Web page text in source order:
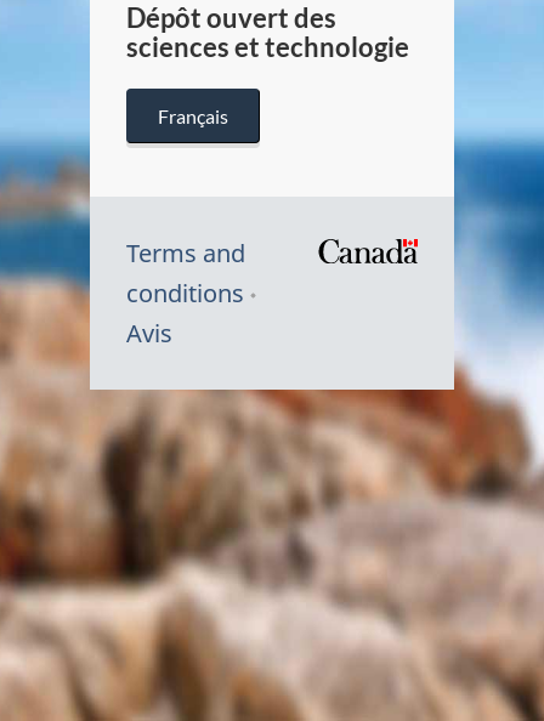
Dépôt ouvert des
sciences et technologie
Français
Terms and
conditions
Avis
Symbole
du
Canada